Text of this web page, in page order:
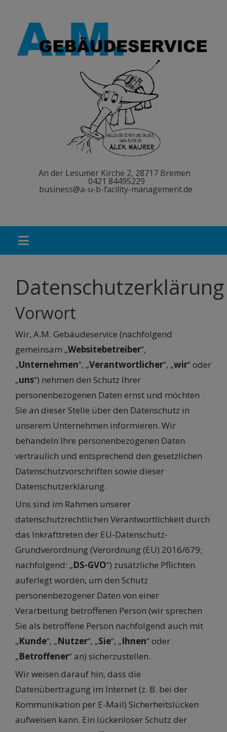
An der Lesumer Kirche 2, 28717 Bremen
0421 84495229
business@a-u-b-facility-management.de
Datenschutzerklärung
Vorwort
Wir, A.M. Gebäudeservice (nachfolgend
gemeinsam „Websitebetreiber”,
„Unternehmen“, „Verantwortlicher”, „wir“ oder
„uns“) nehmen den Schutz Ihrer
personenbezogenen Daten ernst und möchten
Sie an dieser Stelle über den Datenschutz in
unserem Unternehmen informieren. Wir
behandeln Ihre personenbezogenen Daten
vertraulich und entsprechend den gesetzlichen
Datenschutzvorschriften sowie dieser
Datenschutzerklärung.
Uns sind im Rahmen unserer
datenschutzrechtlichen Verantwortlichkeit durch
das Inkrafttreten der EU-Datenschutz-
Grundverordnung (Verordnung (EU) 2016/679;
nachfolgend: „DS-GVO“) zusätzliche Pflichten
auferlegt worden, um den Schutz
personenbezogener Daten von einer
Verarbeitung betroffenen Person (wir sprechen
Sie als betroffene Person nachfolgend auch mit
„Kunde“, „Nutzer“, „Sie“, „Ihnen“ oder
„Betroffener“ an) sicherzustellen.
Wir weisen darauf hin, dass die
Datenübertragung im Internet (z. B. bei der
Kommunikation per E-Mail) Sicherheitslücken
aufweisen kann. Ein lückenloser Schutz der